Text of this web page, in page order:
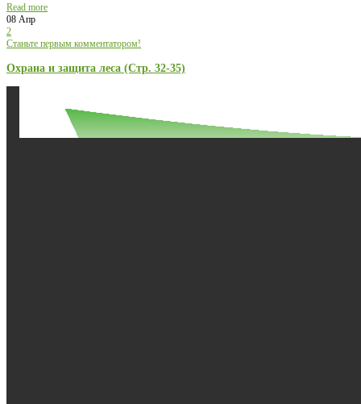
Read more
08 Апр
2
Станьте первым комментатором!
Охрана и защита леса (Стр. 32-35)